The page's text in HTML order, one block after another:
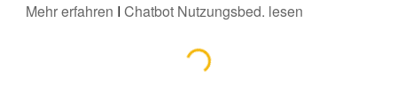
Mehr erfahren IChatbot Nutzungsbed. lesen